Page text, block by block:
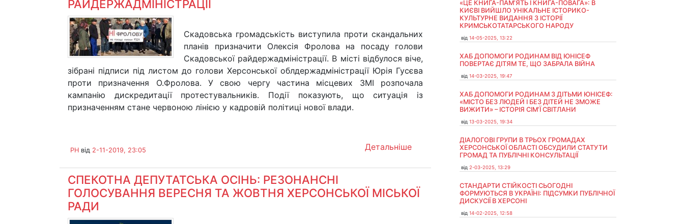
РАЙДЕРЖАДМІНІСТРАЦІЇ
Скадовська громадськість виступила проти скандальних
планів призначити Олексія Фролова на посаду голови
Скадовської райдержадміністрації. В місті відбулося віче,
зібрані підписи під листом до голови Херсонської облдержадміністрації Юрія Гусєва
проти призначення О.Фролова. У свою чергу частина місцевих ЗМІ розпочала
кампанію дискредитації протестувальників. Події показують, що ситуація із
призначенням стане червоною лінією у кадровій політиці нової влади.
Детальніше
PH від 2-11-2019, 23:05
СПЕКОТНА ДЕПУТАТСЬКА ОСІНЬ: РЕЗОНАНСНІ
ГОЛОСУВАННЯ ВЕРЕСНЯ ТА ЖОВТНЯ ХЕРСОНСЬКОЇ МІСЬКОЇ
РАДИ
«ЦЕ КНИГА-ПАМ’ЯТЬ І КНИГА-ПОВАГА»: В
КИЄВІ ВИЙШЛО УНІКАЛЬНЕ ІСТОРИКО-
КУЛЬТУРНЕ ВИДАННЯ З ІСТОРІЇ
КРИМСЬКОТАТАРСЬКОГО НАРОДУ
від 14-05-2025, 13:22
ХАБ ДОПОМОГИ РОДИНАМ ВІД ЮНІСЕФ
ПОВЕРТАЄ ДІТЯМ ТЕ, ЩО ЗАБРАЛА ВІЙНА
від 14-03-2025, 19:47
ХАБ ДОПОМОГИ РОДИНАМ З ДІТЬМИ ЮНІСЕФ:
«МІСТО БЕЗ ЛЮДЕЙ І БЕЗ ДІТЕЙ НЕ ЗМОЖЕ
ВИЖИТИ» – ІСТОРІЯ СІМʼЇ СВІТЛАНИ
від 13-03-2025, 19:34
ДІАЛОГОВІ ГРУПИ В ТРЬОХ ГРОМАДАХ
ХЕРСОНСЬКОЇ ОБЛАСТІ ОБСУДИЛИ СТАТУТИ
ГРОМАД ТА ПУБЛІЧНІ КОНСУЛЬТАЦІЇ
від 2-03-2025, 13:29
СТАНДАРТИ СТІЙКОСТІ СЬОГОДНІ
ФОРМУЮТЬСЯ В УКРАЇНІ: ПІДСУМКИ ПУБЛІЧНОЇ
ДИСКУСІЇ В ХЕРСОНІ
від 14-02-2025, 12:58